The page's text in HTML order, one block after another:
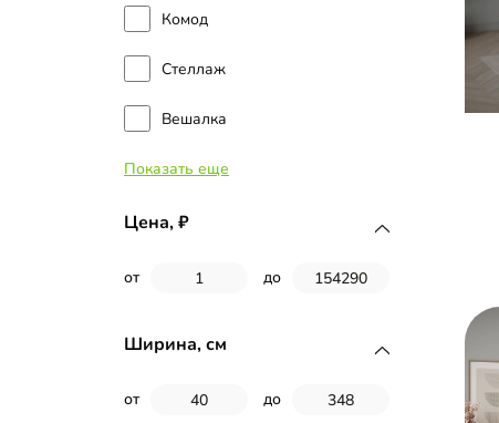
Комод
Стеллаж
Вешалка
Тумба прикроватная
Полка
Банкетка
Показать еще
Цена,
от до
Ширина, см
от до